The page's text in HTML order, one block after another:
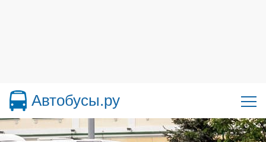
Автобусы.ру